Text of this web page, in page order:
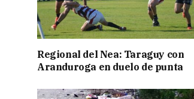
Regional del Nea: Taraguy con
Aranduroga en duelo de punta